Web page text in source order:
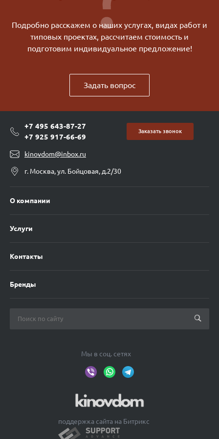
Подробно расскажем о наших услугах, видах работ и
типовых проектах, рассчитаем стоимость и
подготовим индивидуальное предложение!
Задать вопрос
+7 495 643-87-27
+7 925 917-66-69
Заказать звонок
kinovdom@inbox.ru
г. Москва, ул. Бойцовая, д.2/30
О компании
Услуги
Контакты
Бренды
Мы в соц. сетях
поддержка сайта на Битрикс